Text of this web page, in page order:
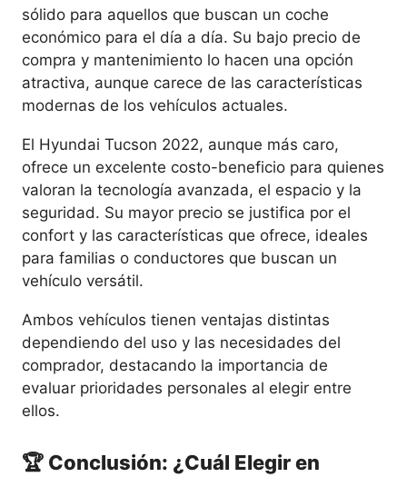
sólido para aquellos que buscan un coche
económico para el día a día. Su bajo precio de
compra y mantenimiento lo hacen una opción
atractiva, aunque carece de las características
modernas de los vehículos actuales.
El Hyundai Tucson 2022, aunque más caro,
ofrece un excelente costo-beneficio para quienes
valoran la tecnología avanzada, el espacio y la
seguridad. Su mayor precio se justifica por el
confort y las características que ofrece, ideales
para familias o conductores que buscan un
vehículo versátil.
Ambos vehículos tienen ventajas distintas
dependiendo del uso y las necesidades del
comprador, destacando la importancia de
evaluar prioridades personales al elegir entre
ellos.
🏆 Conclusión: ¿Cuál Elegir en